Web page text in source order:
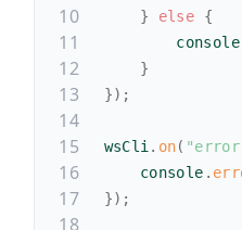
}
else
{
        console
}
}) ;
wsCli . on(
    console
.
}) ;